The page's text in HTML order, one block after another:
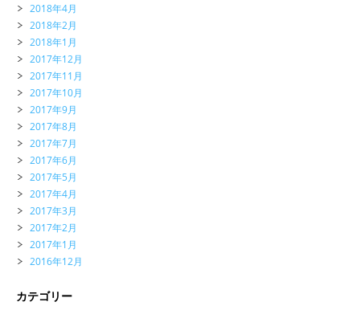
2018年4月
2018年2月
2018年1月
2017年12月
2017年11月
2017年10月
2017年9月
2017年8月
2017年7月
2017年6月
2017年5月
2017年4月
2017年3月
2017年2月
2017年1月
2016年12月
カテゴリー